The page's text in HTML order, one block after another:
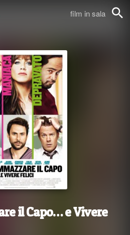
film in sala
il Capo… e Vivere